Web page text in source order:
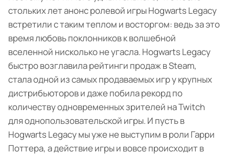
стольких лет анонс ролевой игры Hogwarts Legacy
встретили с таким теплом и восторгом: ведь за это
время любовь поклонников к волшебной
вселенной нисколько не угасла. Hogwarts Legacy
быстро возглавила рейтинги продаж в Steam,
стала одной из самых продаваемых игр у крупных
дистрибьюторов и даже побила рекорд по
количеству одновременных зрителей на Twitch
для однопользовательской игры. И пусть в
Hogwarts Legacy мы уже не выступим в роли Гарри
Поттера, а действие игры и вовсе происходит в